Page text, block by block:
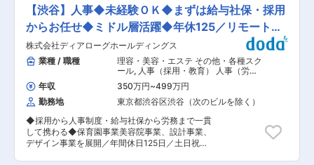
範囲：会社の定める業務
ない」という明確な規定や制限はありません。髪
型・髪色・服装も自由な環境です。入社後は成績
次第で他社では長いキャリアが必要なポジション
でも、当社では年次に関わらずチャレンジが可能
です。 ◎若手が育ちやすい環境 20代前半の若手
だらけの会社だからこそ、全員が責任感を持って
仕事に取り組んでいます。未経験のメンバーが多
いため、中途入社の方の知見やノウハウを最大限
に発揮できる環境です。 ■同社は、パーソナルジ
ム、エステサロン、眉毛サロン店舗運営を中心に
事業を展開しています。メンバー全員が起業家精
神を持ち、事業を創出し続けることで「起業家集
団」を体現するベンチャー企業です。 変更の範
プロデュース企業として成長しています。業界内
でもトップクラスの鍼灸師が集まり、また多数メ
ディアにも取り上げられ現在も事業拡大中です。
日本はもちろん海外展開も視野に入れている中、
店舗数の増加に伴い、受付スタッフの増員を行っ
ています。 ■業務内容 ・事務サポート：契約管
理/受発注/請求・支払処理など ・在庫管理、商品
の発送準備 化粧品など弊社商品の管理 ・問い合
わせ対応：TEL/Mail/チャットでのやりとり ・予
約内容をPC入力（PCのタイピングが出来ればOK
です。） ・その他総務業務 ※問い合わせ対応につ
いては電話応対が多いものの頻繁に鳴りやまない
ことはなく、基本的には事務作業7割程度問い合
わせ対応3割程度となります。 ■同社の魅力・特
【渋谷】人事◆未経験ＯＫ◆まずは給与社保・採用
からお任せ◆ミドル層活躍◆年休125／リモートワ
ーク有
株式会社ディアローグホールディングス
業種 / 職種
理容・美容・エステ その他・各種スク
ール, 人事（採用・教育） 人事（労
務・人事制度）
年収 350万円~499万円
勤務地
東京都渋谷区渋谷（次のビルを除く）
◆採用から人事制度・給与社保から労務まで一貫
して携わる◆保育園事業美容院事業、設計事業、
デザイン事業を展開／年間休日125日／土日祝休